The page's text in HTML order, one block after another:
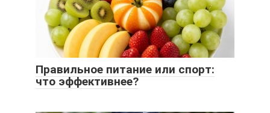
Правильное питание или спорт:
что эффективнее?